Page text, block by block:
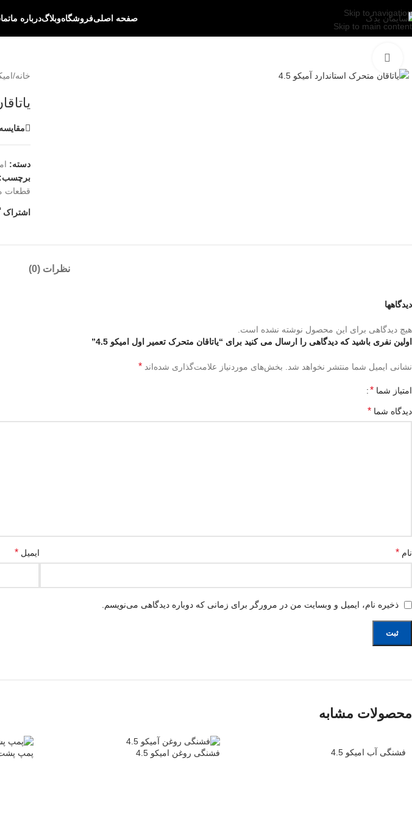
Skip to navigation
Skip to main content
صفحه اصلیفروشگاهوبلاگدرباره ما
خانه/
مقایسه
دسته:
برچسب:
قطعات
اشتراک
نظرات (0)
دیدگاهها
هیچ دیدگاهی برای این محصول نوشته نشده است.
اولین نفری باشید که دیدگاهی را ارسال می کنید برای “یاتاقان متحرک تعمیر اول امیکو 4.5”
نشانی ایمیل شما منتشر نخواهد شد. بخش‌های موردنیاز علامت‌گذاری شده‌اند *
امتیاز شما *
دیدگاه شما *
نام * ایمیل *
ذخیره نام، ایمیل و وبسایت من در مرورگر برای زمانی که دوباره دیدگاهی می‌نویسم.
محصولات مشابه
فشنگی آب امیکو 4.5 فشنگی روغن امیکو 4.5 پمپ پشت